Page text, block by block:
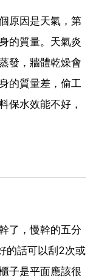
原因是天氣，第
的質量。天氣炎
發，牆體乾燥會
的質量差，偷工
保水效能不好，
了，慢幹的五分
的話可以刮2次或
子是平面應該很